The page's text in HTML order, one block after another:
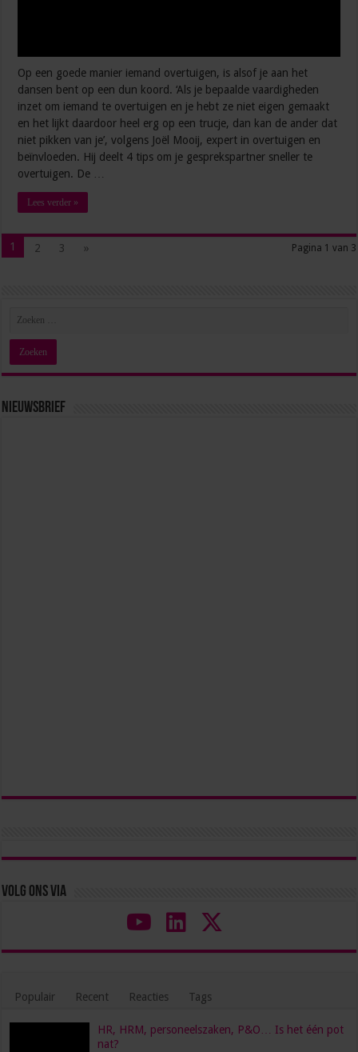
Op een goede manier iemand overtuigen, is alsof je aan het
dansen bent op een dun koord. ‘Als je bepaalde vaardigheden
inzet om iemand te overtuigen en je hebt ze niet eigen gemaakt
en het lijkt daardoor heel erg op een trucje, dan kan de ander dat
niet pikken van je’, volgens Joël Mooij, expert in overtuigen en
beïnvloeden. Hij deelt 4 tips om je gesprekspartner sneller te
overtuigen. De …
Lees verder »
Pagina 1 van 3
1 2 3 »
Nieuwsbrief
Volg ons via
Populair Recent Reacties Tags
HR, HRM, personeelszaken, P&O… Is het één pot
nat?